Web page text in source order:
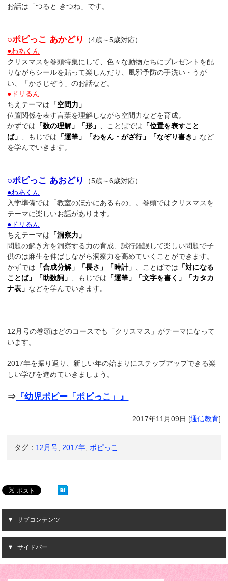
お話は「つると きつね」です。
○ポピっこ あかどり
（4歳～5歳対応）
●わあくん
クリスマスを巻頭特集にして、色々な動物たちにプレゼントを配
りながらシールを貼って楽しんだり、風邪予防の手洗い・うが
い、「かさじぞう」のお話など。
●ドリるん
ちえテーマは 「空間力」
位置関係を表す言葉を理解しながら空間力などを育成。
かずでは 「数の理解」「形」 、ことばでは 「位置を表すこと
ば」
、もじでは 「運筆」「わをん・がざ行」「なぞり書き」 など
を学んでいきます。
○ポピっこ あおどり
（5歳～6歳対応）
●わあくん
入学準備では「教室のほかにあるもの」。巻頭ではクリスマスを
テーマに楽しいお話があります。
●ドリるん
ちえテーマは 「洞察力」
問題の解き方を洞察する力の育成、試行錯誤して楽しい問題で子
供のは麻生を伸ばしながら洞察力を高めていくことができます。
かずでは 「合成分解」「長さ」「時計」 、ことばでは 「対になる
ことば」「助数詞」
、もじでは 「運筆」「文字を書く」「カタカ
ナ表」 などを学んでいきます。
12月号の巻頭はどのコースでも「クリスマス」がテーマになって
います。
2017年を振り返り、新しい年の始まりにステップアップできる楽
しい学びを進めていきましょう。
⇒ 『幼児ポピー「ポピっこ」』
2017年11月09日 [通信教育]
タグ： 12月号 2017年 ポピっこ
サブコンテンツ
サイドバー